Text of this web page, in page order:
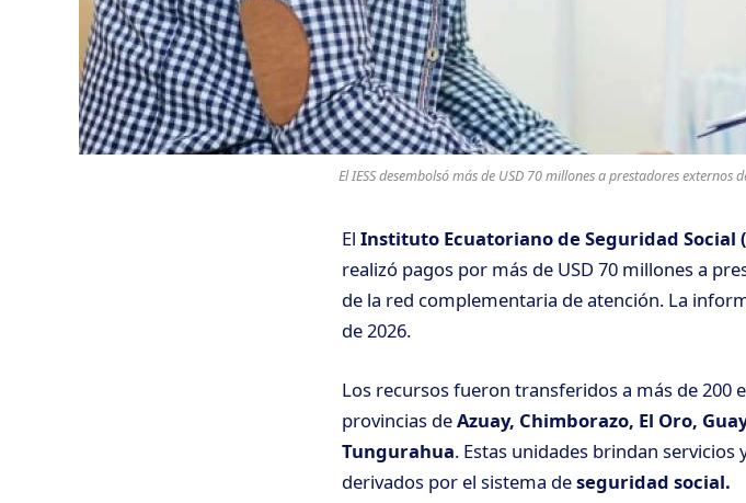
El IESS desembolsó más de USD 70 millones a prestadores
El Instituto Ecuatoriano de Seguridad Social
realizó pagos por más de USD 70 millones a
de la red complementaria de atención. La
de 2026.
Los recursos fueron transferidos a más de 200
provincias deAzuay, Chimborazo, El Oro,
Tungurahua. Estas unidades brindan
derivados por el sistema deseguridad social.